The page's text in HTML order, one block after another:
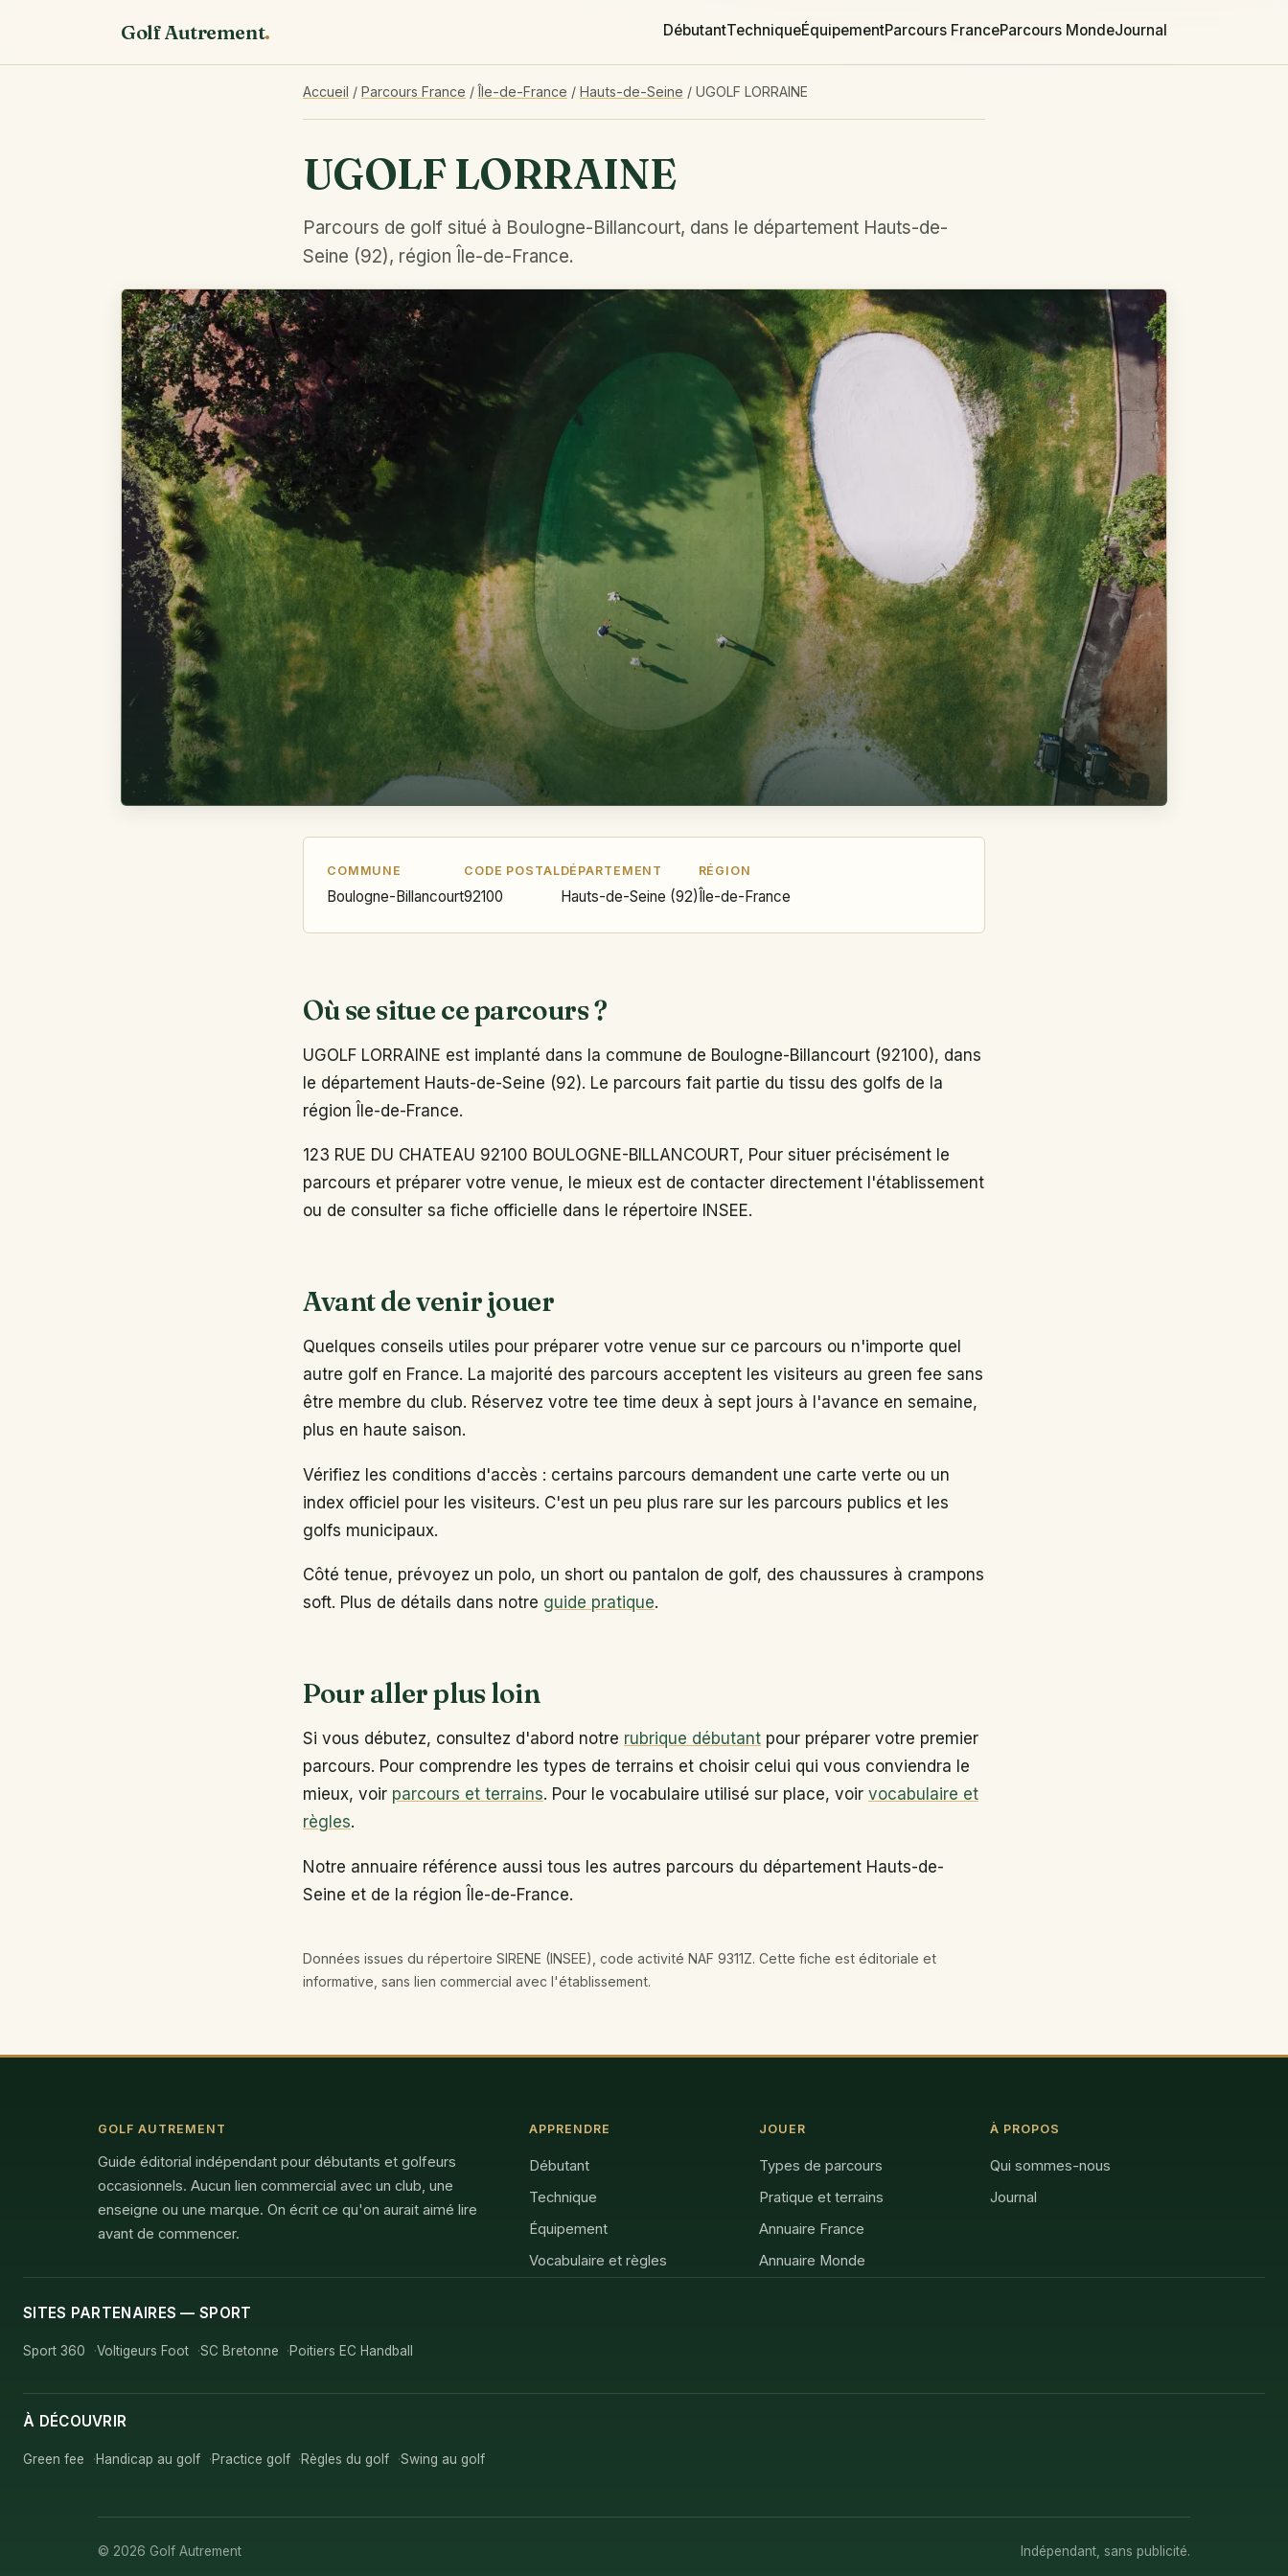
Golf Autrement. DébutantTechniqueÉquipementParcours FranceParcours MondeJournal
Accueil / Parcours France /Île-de-France / Hauts-de-Seine / UGOLF LORRAINE
UGOLF LORRAINE
Parcours de golf situé à Boulogne-Billancourt, dans le département Hauts-de-
Seine (92), région Île-de-France.
COMMUNE
Boulogne-Billancourt
CODE POSTAL
92100
DÉPARTEMENT
Hauts-de-Seine (92)
RÉGION
Île-de-France
Où se situe ce parcours ?
UGOLF LORRAINE est implanté dans la commune de Boulogne-Billancourt (92100), dans
le département Hauts-de-Seine (92). Le parcours fait partie du tissu des golfs de la
région Île-de-France.
123 RUE DU CHATEAU 92100 BOULOGNE-BILLANCOURT, Pour situer précisément le
parcours et préparer votre venue, le mieux est de contacter directement l'établissement
ou de consulter sa fiche officielle dans le répertoire INSEE.
Avant de venir jouer
Quelques conseils utiles pour préparer votre venue sur ce parcours ou n'importe quel
autre golf en France. La majorité des parcours acceptent les visiteurs au green fee sans
être membre du club. Réservez votre tee time deux à sept jours à l'avance en semaine,
plus en haute saison.
Vérifiez les conditions d'accès : certains parcours demandent une carte verte ou un
index officiel pour les visiteurs. C'est un peu plus rare sur les parcours publics et les
golfs municipaux.
Côté tenue, prévoyez un polo, un short ou pantalon de golf, des chaussures à crampons
soft. Plus de détails dans notre guide pratique.
Pour aller plus loin
Si vous débutez, consultez d'abord notre rubrique débutant pour préparer votre premier
parcours. Pour comprendre les types de terrains et choisir celui qui vous conviendra le
mieux, voir parcours et terrains. Pour le vocabulaire utilisé sur place, voir vocabulaire et
règles.
Notre annuaire référence aussi tous les autres parcours du département Hauts-de-
Seine et de la région Île-de-France.
Données issues du répertoire SIRENE (INSEE), code activité NAF 9311Z. Cette fiche est éditoriale et
informative, sans lien commercial avec l'établissement.
GOLF AUTREMENT
Guide éditorial indépendant pour débutants et golfeurs
occasionnels. Aucun lien commercial avec un club, une
enseigne ou une marque. On écrit ce qu'on aurait aimé lire
avant de commencer.
APPRENDRE
Débutant
Technique
Équipement
Vocabulaire et règles
JOUER
Types de parcours
Pratique et terrains
Annuaire France
Annuaire Monde
À PROPOS
Qui sommes-nous
Journal
SITES PARTENAIRES — SPORT
Sport 360 Voltigeurs Foot SC Bretonne Poitiers EC Handball
À DÉCOUVRIR
Green fee Handicap au golf Practice golf Règles du golf Swing au golf
© 2026 Golf Autrement Indépendant, sans publicité.